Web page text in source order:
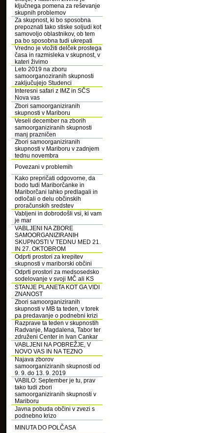
ključnega pomena za reševanje
skupnih problemov
Za skupnost, ki bo sposobna
prepoznati tako stiske soljudi kot
samovoljo oblastnikov, ob tem
pa bo sposobna tudi ukrepati
Vredno je vložiti delček prostega
časa in razmisleka v skupnost, v
kateri živimo
Leto 2019 na zboru
samoorganoziranih skupnosti
zaključujejo Studenci
Interesni safari z IMZ in SČS
Nova vas
Zbori samoorganiziranih
skupnosti v Mariboru
Veseli december na zborih
samoorganiziranih skupnosti
manj prazničen
Zbori samoorganiziranih
skupnosti v Mariboru v zadnjem
tednu novembra
Povezani v problemih
Kako prepričati odgovorne, da
bodo tudi Mariborčanke in
Mariborčani lahko predlagali in
odločali o delu občinskih
proračunskih sredstev
Vabljeni in dobrodošli vsi, ki vam
je mar
VABLJENI NA ZBORE
SAMOORGANIZIRANIH
SKUPNOSTI V TEDNU MED 21.
IN 27. OKTOBROM
Odprti prostori za krepitev
skupnosti v mariborski občini
Odprti prostori za medsosedsko
sodelovanje v svoji MČ ali KS
STANJE PLANETA KOT GA VIDI
ZNANOST
Zbori samoorganiziranih
skupnosti v MB ta teden, v torek
pa predavanje o podnebni krizi
Razprave ta teden v skupnostih
Radvanje, Magdalena, Tabor ter
združeni Center in Ivan Cankar
VABLJENI NA POBREŽJE, V
NOVO VAS IN NA TEZNO
Najava zborov
samoorganiziranih skupnosti od
9. 9. do 13. 9. 2019
VABILO: September je tu, prav
tako tudi zbori
samoorganiziranih skupnosti v
Mariboru
Javna pobuda občini v zvezi s
podnebno krizo
MINUTA DO POLČASA